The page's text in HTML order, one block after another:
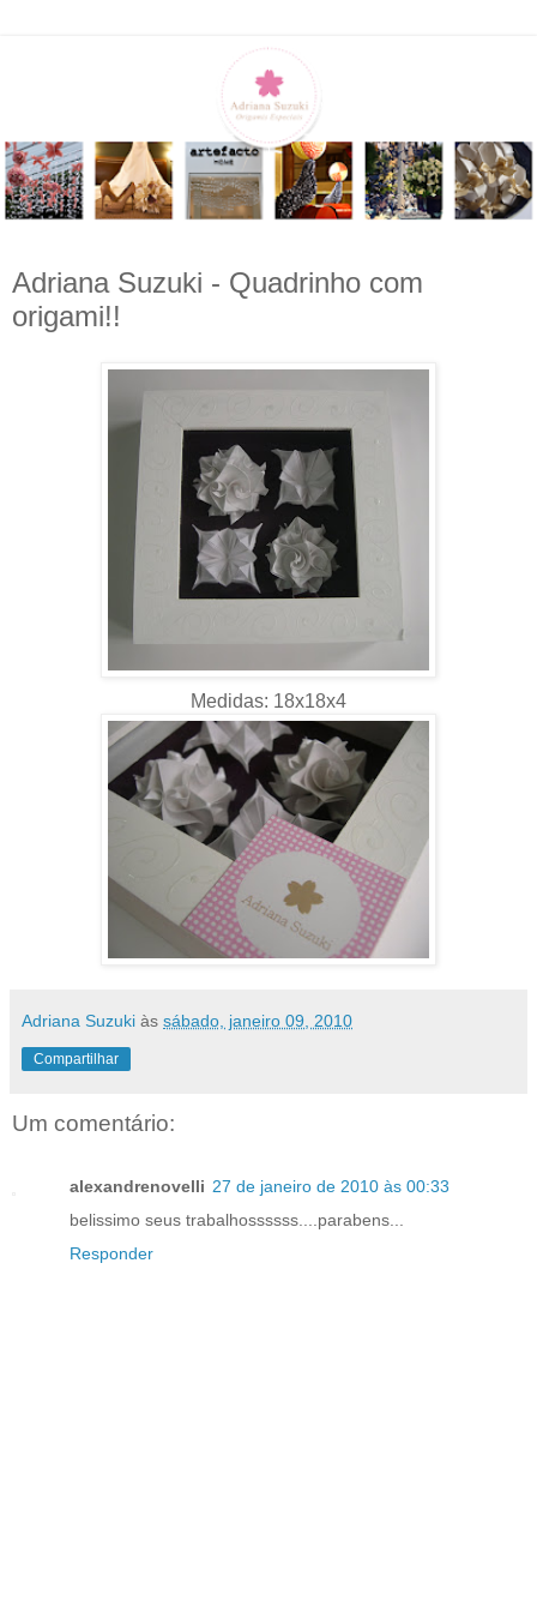
Adriana Suzuki - Quadrinho com
origami!!
Medidas: 18x18x4
Adriana Suzuki às sábado, janeiro 09, 2010
Compartilhar
Um comentário:
alexandrenovelli 27 de janeiro de 2010 às 00:33
belissimo seus trabalhossssss....parabens...
Responder